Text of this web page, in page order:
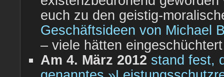
euch zu den geistig-
Geschäftsideen von Michael
– viele hätten
Am 4. März 2012 stand fest,